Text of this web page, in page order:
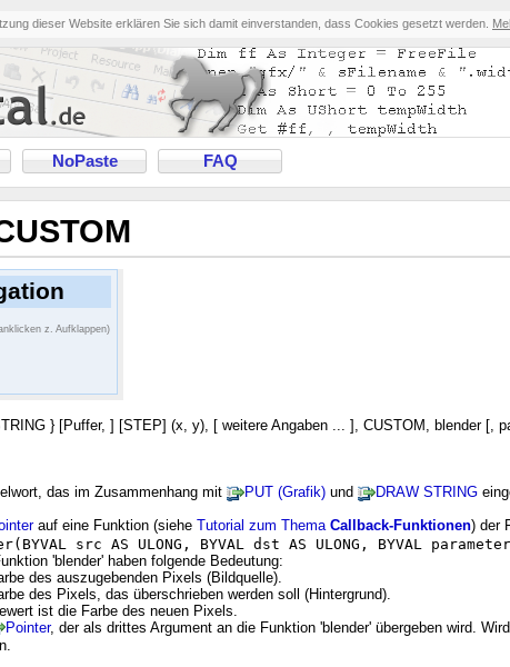
dieser Website erklären Sie sich damit einverstanden, dass Cookies gesetzt werden.
NoPaste FAQ
z. Aufklappen)
} [Puffer, ] [STEP] (x, y), [ weitere Angaben ... ], CUSTOM, blender [,
das im Zusammenhang mit
PUT (Grafik) und DRAW STRING
auf eine Funktion (siehe Tutorial zum Thema Callback-Funktionen) der
src AS ULONG, BYVAL dst AS ULONG, BYVAL parameter
'blender' haben folgende Bedeutung:
des auszugebenden Pixels (Bildquelle).
des Pixels, das überschrieben werden soll (Hintergrund).
ist die Farbe des neuen Pixels.
Pointer, der als drittes Argument an die Funktion 'blender' übergeben wird.